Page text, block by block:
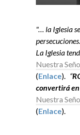
"… la Iglesia
La Iglesia
Nuestra
(Enlace). “
convertirá
Nuestra
(Enlace).